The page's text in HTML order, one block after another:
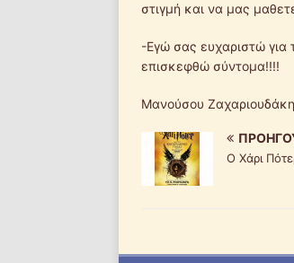
στιγμή και να μας
-Εγώ σας ευχαριστώ για
επισκεφθώ σύντομα!!!!
Μανούσου
Ο Χάρι